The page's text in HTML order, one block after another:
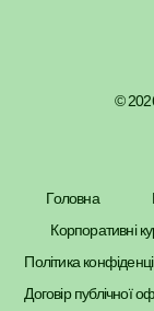
©
Головна
Корпоративні
Політика
Договір публічної